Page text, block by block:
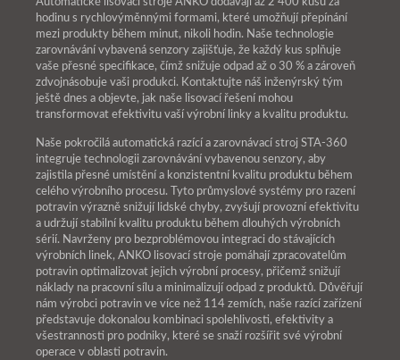
Automatické lisovací stroje ANKO dodávají až 2 400 kusů za
hodinu s rychlovýměnnými formami, které umožňují přepínání
mezi produkty během minut, nikoli hodin. Naše technologie
zarovnávání vybavená senzory zajišťuje, že každý kus splňuje
vaše přesné specifikace, čímž snižuje odpad až o 30 % a zároveň
zdvojnásobuje vaši produkci. Kontaktujte náš inženýrský tým
ještě dnes a objevte, jak naše lisovací řešení mohou
transformovat efektivitu vaší výrobní linky a kvalitu produktu.
Naše pokročilá automatická razící a zarovnávací stroj STA-360
integruje technologii zarovnávání vybavenou senzory, aby
zajistila přesné umístění a konzistentní kvalitu produktu během
celého výrobního procesu. Tyto průmyslové systémy pro razení
potravin výrazně snižují lidské chyby, zvyšují provozní efektivitu
a udržují stabilní kvalitu produktu během dlouhých výrobních
sérií. Navrženy pro bezproblémovou integraci do stávajících
výrobních linek, ANKO lisovací stroje pomáhají zpracovatelům
potravin optimalizovat jejich výrobní procesy, přičemž snižují
náklady na pracovní sílu a minimalizují odpad z produktů. Důvěřují
nám výrobci potravin ve více než 114 zemích, naše razící zařízení
představuje dokonalou kombinaci spolehlivosti, efektivity a
všestrannosti pro podniky, které se snaží rozšířit své výrobní
operace v oblasti potravin.